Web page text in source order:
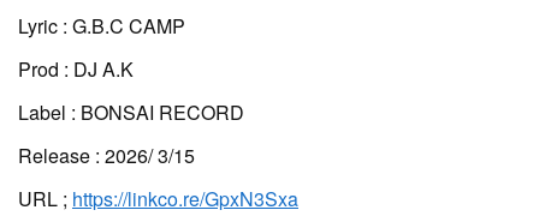
Lyric : G.B.C CAMP
Prod : DJ A.K
Label : BONSAI RECORD
Release : 2026/ 3/15
URL ; https://linkco.re/GpxN3Sxa